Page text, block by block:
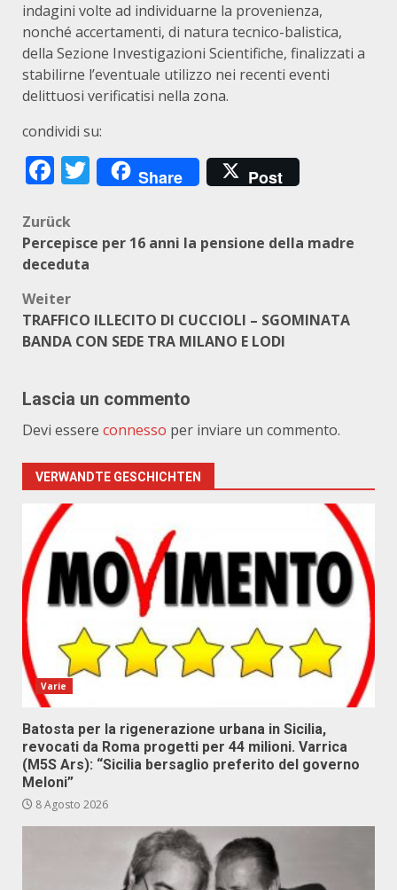
indagini volte ad individuarne la provenienza,
nonché accertamenti, di natura tecnico-balistica,
della Sezione Investigazioni Scientifiche, finalizzati a
stabilirne l’eventuale utilizzo nei recenti eventi
delittuosi verificatisi nella zona.
condividi su:
Facebook
Twitter
Share Post
Beitragsnavigation
Zurück
Percepisce per 16 anni la pensione della madre
deceduta
Weiter
TRAFFICO ILLECITO DI CUCCIOLI – SGOMINATA
BANDA CON SEDE TRA MILANO E LODI
Lascia un commento
Devi essere connesso per inviare un commento.
VERWANDTE GESCHICHTEN
Varie
Batosta per la rigenerazione urbana in Sicilia,
revocati da Roma progetti per 44 milioni. Varrica
(M5S Ars): “Sicilia bersaglio preferito del governo
Meloni”
8 Agosto 2026